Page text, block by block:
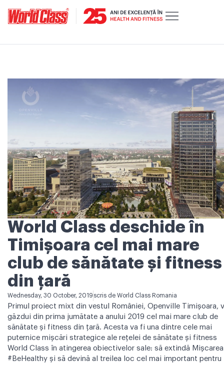
World Class deschide în
Timișoara cel mai mare
club de sănătate și fitness
din țară
Wednesday, 30 October, 2019 scris de World Class Romania
Primul proiect mixt din vestul României, Openville Timişoara,
găzdui din prima jumătate a anului 2019 cel mai mare club de
sănătate și fitness din țară. Acesta va fi una dintre cele mai
puternice mișcări strategice ale rețelei de sănătate și fitness
World Class în atingerea obiectivelor sale: să extindă Mișcarea
#BeHealthy și să devină al treilea loc cel mai important pentru